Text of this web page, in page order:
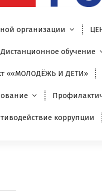
организации
Дистанционное обучение
««МОЛОДЁЖЬ И ДЕТИ»
коррупции